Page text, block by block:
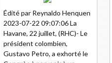
Édité par Reynaldo Henquen
2023-07-22 09:07:06 La
Havane, 22 juillet, (RHC)- Le
président colombien,
Gustavo Petro, a exhorté le